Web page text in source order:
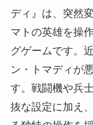
ディ』は、突然
マトの英雄を操
グゲームです。
ン・トマディが
す。戦闘機や兵
抜な設定に加え